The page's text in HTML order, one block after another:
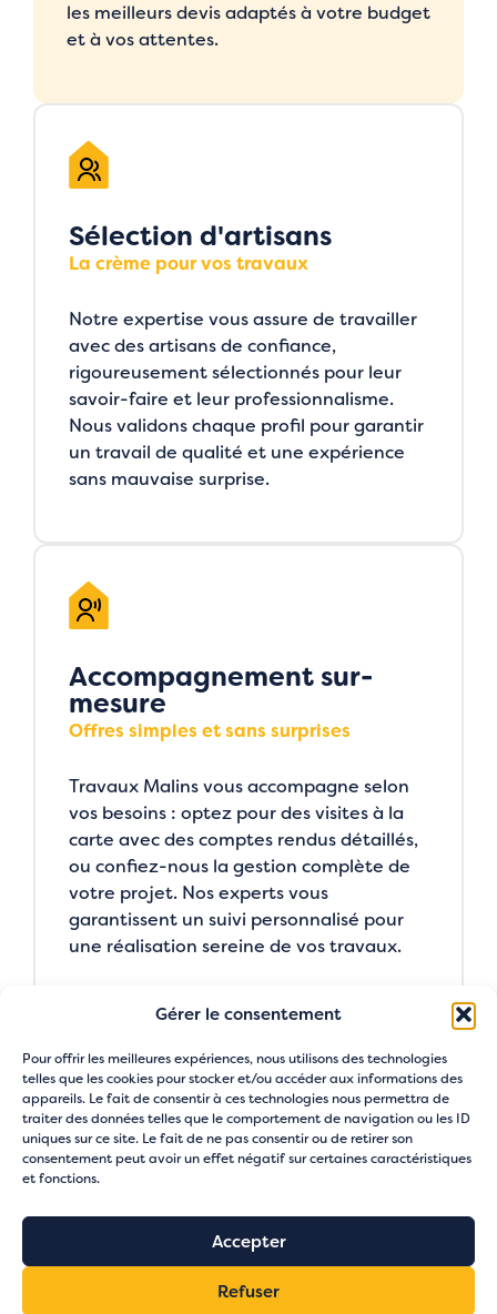
Gérer le consentement
Pour offrir les meilleures expériences, nous utilisons des technologies
telles que les cookies pour stocker et/ou accéder aux informations des
appareils. Le fait de consentir à ces technologies nous permettra de
traiter des données telles que le comportement de navigation ou les ID
uniques sur ce site. Le fait de ne pas consentir ou de retirer son
consentement peut avoir un effet négatif sur certaines caractéristiques
et fonctions.
Accepter
Refuser
les meilleurs devis adaptés à votre budget
et à vos attentes.
Sélection d'artisans
La crème pour vos travaux
Notre expertise vous assure de travailler
avec des artisans de confiance,
rigoureusement sélectionnés pour leur
savoir-faire et leur professionnalisme.
Nous validons chaque profil pour garantir
un travail de qualité et une expérience
sans mauvaise surprise.
Accompagnement sur-
mesure
Offres simples et sans surprises
Travaux Malins vous accompagne selon
vos besoins : optez pour des visites à la
carte avec des comptes rendus détaillés,
ou confiez-nous la gestion complète de
votre projet. Nos experts vous
garantissent un suivi personnalisé pour
une réalisation sereine de vos travaux.